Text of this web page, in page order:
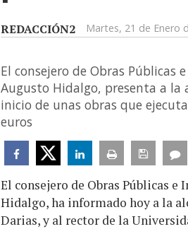
REDACCIÓN2 Martes, 21 de Enero
El consejero de Obras
Augusto Hidalgo, presenta a la
inicio de unas obras que
euros
El consejero de Obras Públicas
Hidalgo, ha informado hoy a la
Darias, y al rector de la